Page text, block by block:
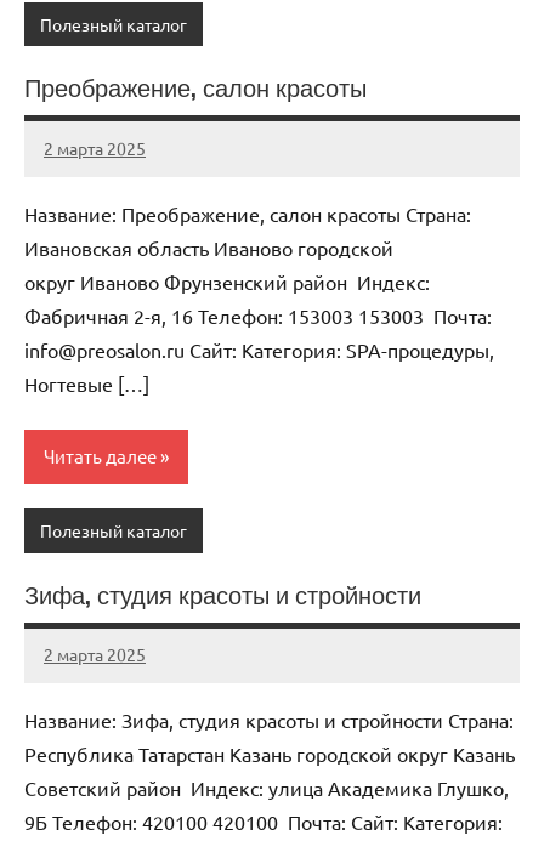
Полезный каталог
Преображение, салон красоты
2 марта 2025
Anisa
Нет
Название: Преображение, салон красоты Страна:
Ивановская область Иваново городской
округ Иваново Фрунзенский район Индекс:
Фабричная 2-я, 16 Телефон: 153003 153003 Почта:
info@preosalon.ru Cайт: Категория: SPA-процедуры,
Ногтевые […]
Читать далее
Полезный каталог
Зифа, студия красоты и стройности
2 марта 2025
Anisa
Нет
Название: Зифа, студия красоты и стройности Страна:
Республика Татарстан Казань городской округ Казань
Советский район Индекс: улица Академика Глушко,
9Б Телефон: 420100 420100 Почта: Cайт: Категория: